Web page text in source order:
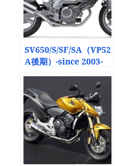
SV650/S/SF/SA（VP52
A後期）-since 2003-